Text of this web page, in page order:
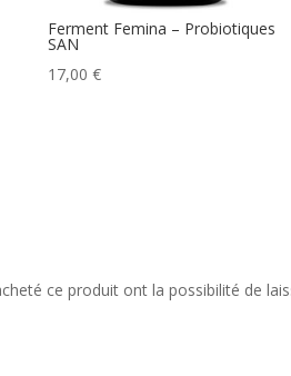
Ferment Femina – Probiotiques
SAN
17,00 €
ce produit ont la possibilité de